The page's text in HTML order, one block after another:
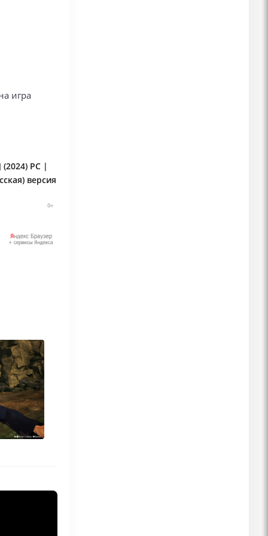
игра
PC |
версия